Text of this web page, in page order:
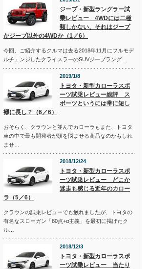
ジープ・新型ラングラー試
乗レビュー 4WDには二種
類しかない、それはジープ
かジープ以外の4WDか（1／6）
今回、ご紹介するクルマは去る2018年11月にフルモデ
ルチェンジしたクライスラーのSUVジープラング…
2019/1/8
トヨタ・新型カローラスポ
ーツ試乗レビュー総評 ス
ポーツというには帯に短し
襷に長し？（6／6）
おそらく、クラウンと並んでカローラもまた、トヨタ
車の中で最も開発者が頭を悩ませる商品なのかもしれ
ませ…
2018/12/24
トヨタ・新型カローラスポ
ーツ試乗レビュー どこか
迷走も感じる近年のカロー
ラ（5／6）
クラウンの試乗レビューでも触れましたが、トヨタの
有名なスローガン「80点+α主義」を最初に掲げたク
ル…
2018/12/3
トヨタ・新型カローラスポ
ーツ試乗レビュー 当たり